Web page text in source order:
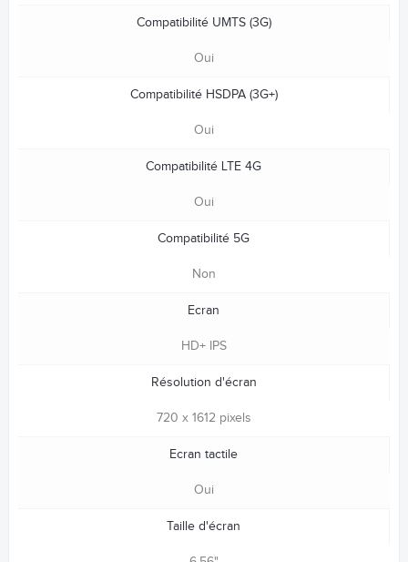
Compatibilité UMTS (3G)
Oui
Compatibilité HSDPA (3G+)
Oui
Compatibilité LTE 4G
Oui
Compatibilité 5G
Non
Ecran
HD+ IPS
Résolution d'écran
720 x 1612 pixels
Ecran tactile
Oui
Taille d'écran